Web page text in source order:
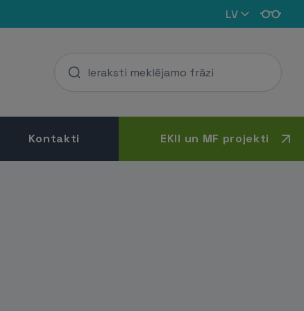
LV
Kontakti EKII un MF projekti